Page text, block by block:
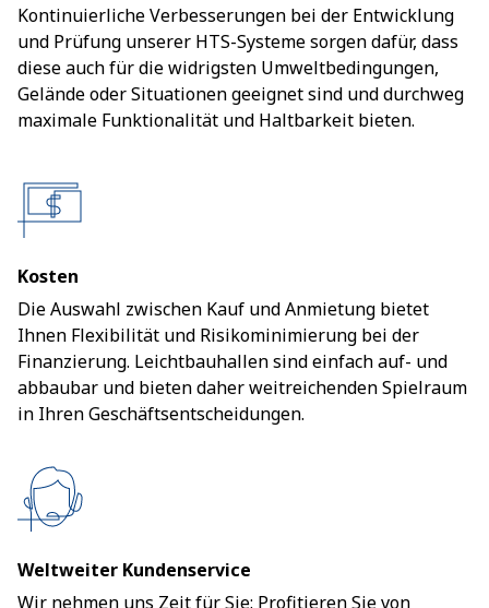
Kontinuierliche Verbesserungen bei der Entwicklung
und Prüfung unserer HTS-Systeme sorgen dafür, dass
diese auch für die widrigsten Umweltbedingungen,
Gelände oder Situationen geeignet sind und durchweg
maximale Funktionalität und Haltbarkeit bieten.
Kosten
Die Auswahl zwischen Kauf und Anmietung bietet
Ihnen Flexibilität und Risikominimierung bei der
Finanzierung. Leichtbauhallen sind einfach auf- und
abbaubar und bieten daher weitreichenden Spielraum
in Ihren Geschäftsentscheidungen.
Weltweiter Kundenservice
Wir nehmen uns Zeit für Sie: Profitieren Sie von